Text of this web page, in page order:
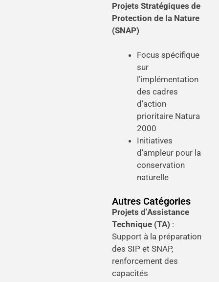
Projets Stratégiques de
Protection de la Nature
(SNAP)
Focus spécifique
sur
l’implémentation
des cadres
d’action
prioritaire Natura
2000
Initiatives
d’ampleur pour la
conservation
naturelle
Autres Catégories
Projets d’Assistance
Technique (TA) :
Support à la préparation
des SIP et SNAP,
renforcement des
capacités